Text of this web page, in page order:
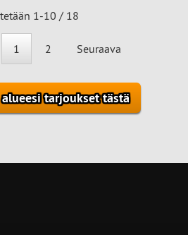
1-10 / 18
1 2 Seuraava
tarjoukset tästä